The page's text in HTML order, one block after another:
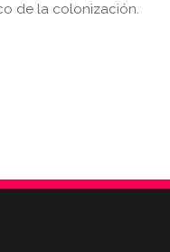
de la colonización.